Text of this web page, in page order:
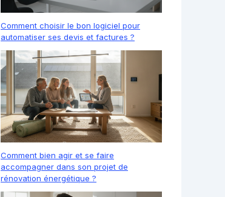
Comment choisir le bon logiciel pour
automatiser ses devis et factures ?
Comment bien agir et se faire
accompagner dans son projet de
rénovation énergétique ?